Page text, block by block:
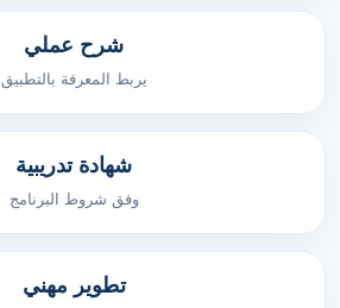
شرح عملي
يربط المعرفة بالتطبيق
شهادة تدريبية
وفق شروط البرنامج
تطوير مهني